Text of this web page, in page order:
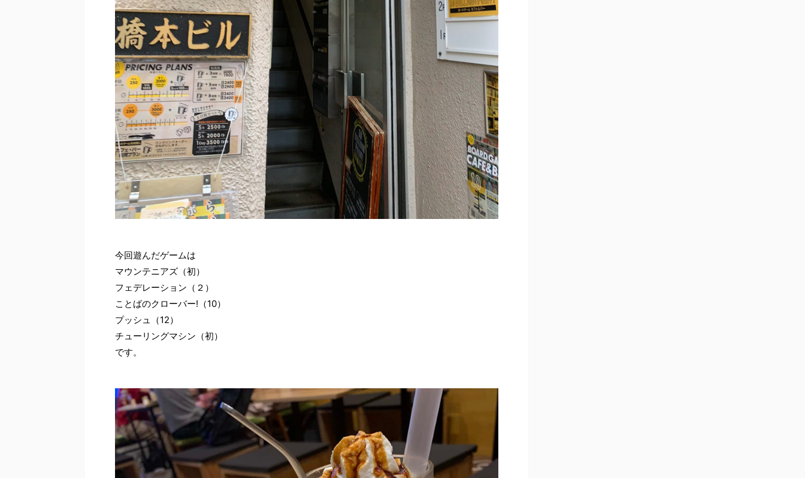
今回遊んだゲームは
マウンテニアズ（初）
フェデレーション（２）
ことばのクローバー!（10）
プッシュ（12）
チューリングマシン（初）
です。